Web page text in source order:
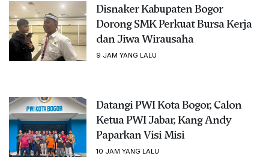
Disnaker Kabupaten Bogor
Dorong SMK Perkuat Bursa Kerja
dan Jiwa Wirausaha
9 JAM YANG LALU
Datangi PWI Kota Bogor, Calon
Ketua PWI Jabar, Kang Andy
Paparkan Visi Misi
10 JAM YANG LALU